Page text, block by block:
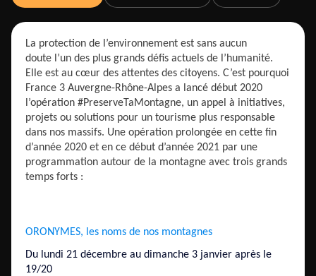
La protection de l’environnement est sans aucun
doute l’un des plus grands défis actuels de l’humanité.
Elle est au cœur des attentes des citoyens. C’est pourquoi
France 3 Auvergne-Rhône-Alpes a lancé début 2020
l’opération #PreserveTaMontagne, un appel à initiatives,
projets ou solutions pour un tourisme plus responsable
dans nos massifs. Une opération prolongée en cette fin
d’année 2020 et en ce début d’année 2021 par une
programmation autour de la montagne avec trois grands
temps forts :
ORONYMES, les noms de nos montagnes
Du lundi 21 décembre au dimanche 3 janvier après le
19/20